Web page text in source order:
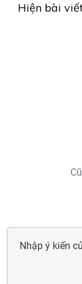
Hiện bài